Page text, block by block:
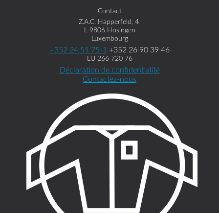
Contact
Z.A.C. Happerfeld, 4
L-9806 Hosingen
Luxembourg
+352 24 51 75-1 +352 26 90 39 46
LU 266 720 76
Déclaration de confidentialité
Contactez-nous